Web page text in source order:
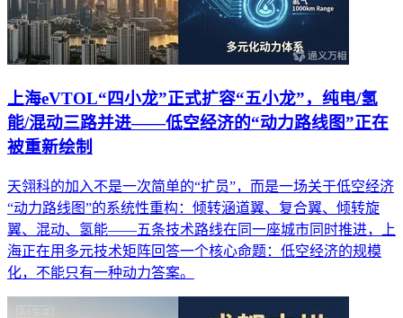
上海eVTOL“四小龙”正式扩容“五小龙”，纯电/氢
能/混动三路并进——低空经济的“动力路线图”正在
被重新绘制
天翎科的加入不是一次简单的“扩员”，而是一场关于低空经济
“动力路线图”的系统性重构：倾转涵道翼、复合翼、倾转旋
翼、混动、氢能——五条技术路线在同一座城市同时推进，上
海正在用多元技术矩阵回答一个核心命题：低空经济的规模
化，不能只有一种动力答案。